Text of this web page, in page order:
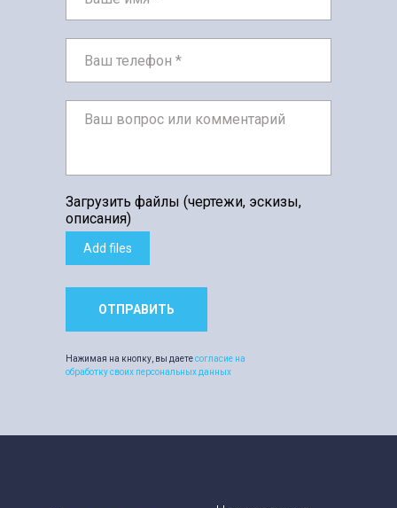
Нажимая на кнопку, вы даетесогласие на
обработку своих персональных данных
Загрузить файлы (чертежи, эскизы,
описания)
Add files
ОТПРАВИТЬ